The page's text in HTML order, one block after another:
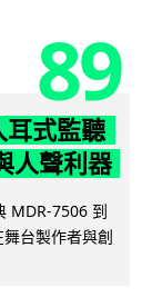
89
耳式監聽
人聲利器
MDR-7506 到
台製作者與創